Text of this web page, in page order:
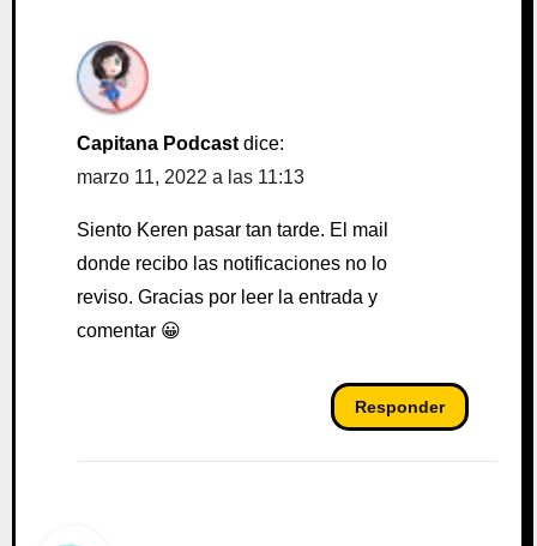
Capitana Podcast dice:
marzo 11, 2022 a las 11:13
Siento Keren pasar tan tarde. El mail
donde recibo las notificaciones no lo
reviso. Gracias por leer la entrada y
comentar 😀
Responder